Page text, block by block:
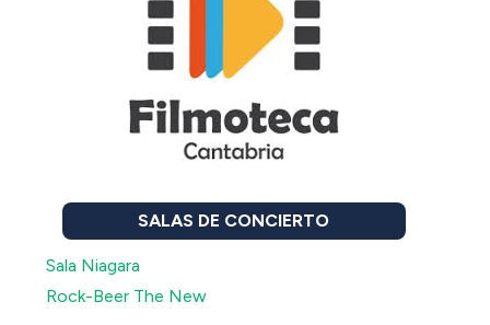
SALAS DE CONCIERTO
Sala Niagara
Rock-Beer The New